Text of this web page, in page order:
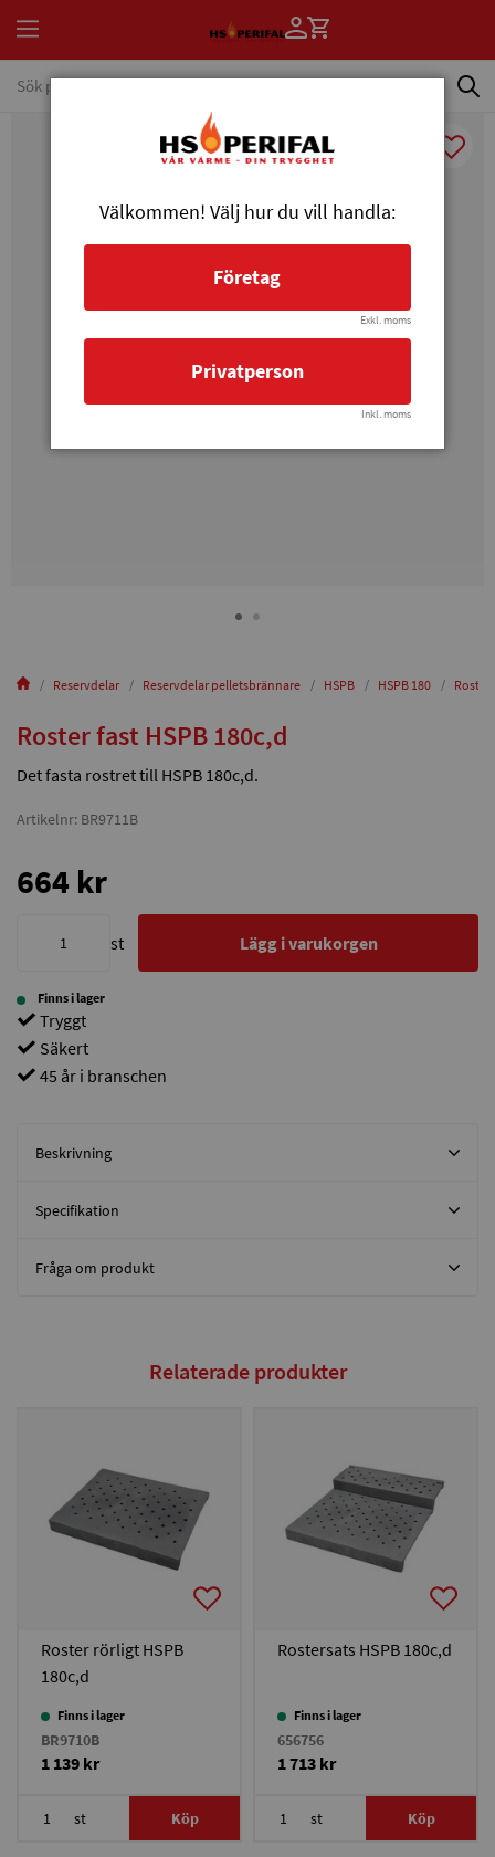
Reservdelar Reservdelar pelletsbrännare HSPB HSPB 180 Roster
Roster fast HSPB 180c,d
Det fasta rostret till HSPB 180c,d.
Artikelnr: BR9711B
664 kr
st Lägg i varukorgen
Finns i lager
Tryggt
Säkert
45 år i branschen
Beskrivning
Specifikation
Fråga om produkt
Relaterade produkter
Roster rörligt HSPB
180c,d
Finns i lager
BR9710B
1 139 kr
st Köp
Rostersats HSPB 180c,d
Finns i lager
656756
1 713 kr
st Köp
Välkommen! Välj hur du vill handla:
Företag
Exkl. moms
Privatperson
Inkl. moms